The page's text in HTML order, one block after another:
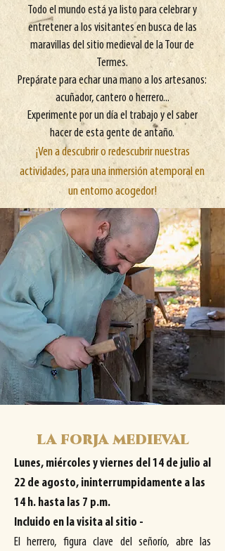
Todo el mundo está ya listo para celebrar y
entretener a los visitantes en busca de las
maravillas del sitio medieval de la Tour de
Termes.
Prepárate para echar una mano a los artesanos:
acuñador, cantero o herrero...
Experimente por un día el trabajo y el saber
hacer de esta gente de antaño.
¡Ven a descubrir o redescubrir nuestras
actividades, para una inmersión atemporal en
un entorno acogedor!
la forja medieval
Lunes, miércoles y viernes del 14 de julio al
22 de agosto, ininterrumpidamente a las
14 h. hasta las 7 p.m.
Incluido en la visita al sitio -
El herrero, figura clave del señorío, abre las